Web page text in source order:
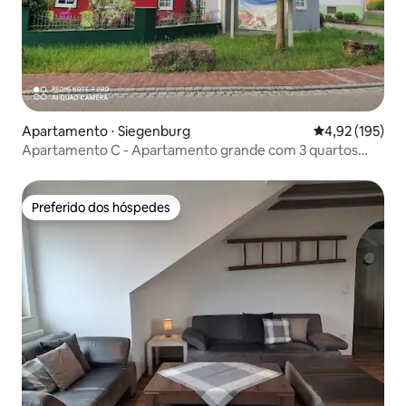
Apartamento ⋅ Siegenburg 4,92 de uma
4,92 (195)
Apartamento C - Apartamento grande com 3 quartos
Preferido dos hóspedes
Preferido dos hóspedes